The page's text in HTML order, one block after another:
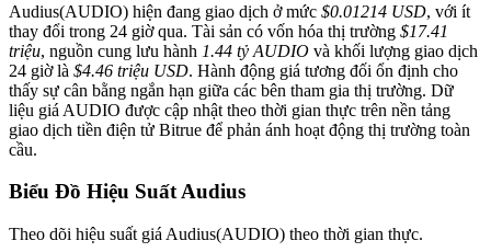
Audius(AUDIO) hiện đang giao dịch ở mức $0.01214 USD, với ít
thay đổi trong 24 giờ qua. Tài sản có vốn hóa thị trường $17.41
triệu, nguồn cung lưu hành 1.44 tỷ AUDIO và khối lượng giao dịch
24 giờ là $4.46 triệu USD. Hành động giá tương đối ổn định cho
thấy sự cân bằng ngắn hạn giữa các bên tham gia thị trường. Dữ
liệu giá AUDIO được cập nhật theo thời gian thực trên nền tảng
giao dịch tiền điện tử Bitrue để phản ánh hoạt động thị trường toàn
cầu.
Biểu Đồ Hiệu Suất Audius
Theo dõi hiệu suất giá Audius(AUDIO) theo thời gian thực.